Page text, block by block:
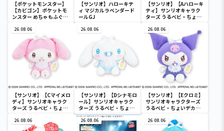
【ポケットモンスター】
【カビゴン】ポケットモ
ンスター めちゃもふぐっ
ぐるみ～カビゴン～
【サンリオ】ハローキテ
ィ マジカルラベンダード
ールGJ
【サンリオ】【Aハローキ
ティ】サンリオキャラク
ターズ うるベビ・ちょい
26.08.06
【サンリオ】【Cマイメロ
ディ】サンリオキャラク
ターズ うるベビ・ちょい
26.08.06
【サンリオ】【Dシナモロ
ール】サンリオキャラク
ターズ うるベビ・ちょい
デカドール
26.08.06
【サンリオ】【Eクロミ】
サンリオキャラクターズ
うるベビ・ちょいデカド
26.08.06 26.08.06 26.08.06